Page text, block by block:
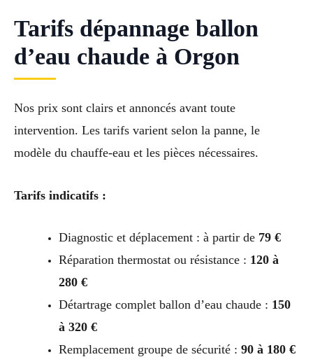
Tarifs dépannage ballon
d’eau chaude à Orgon
Nos prix sont clairs et annoncés avant toute
intervention. Les tarifs varient selon la panne, le
modèle du chauffe-eau et les pièces nécessaires.
Tarifs indicatifs :
Diagnostic et déplacement : à partir de 79 €
Réparation thermostat ou résistance : 120 à
280 €
Détartrage complet ballon d’eau chaude : 150
à 320 €
Remplacement groupe de sécurité : 90 à 180 €